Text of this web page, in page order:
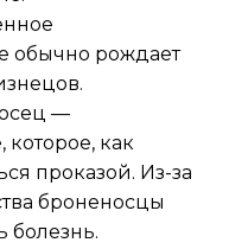
обычно рождает
—
как
проказой. Из-за
броненосцы
болезнь.